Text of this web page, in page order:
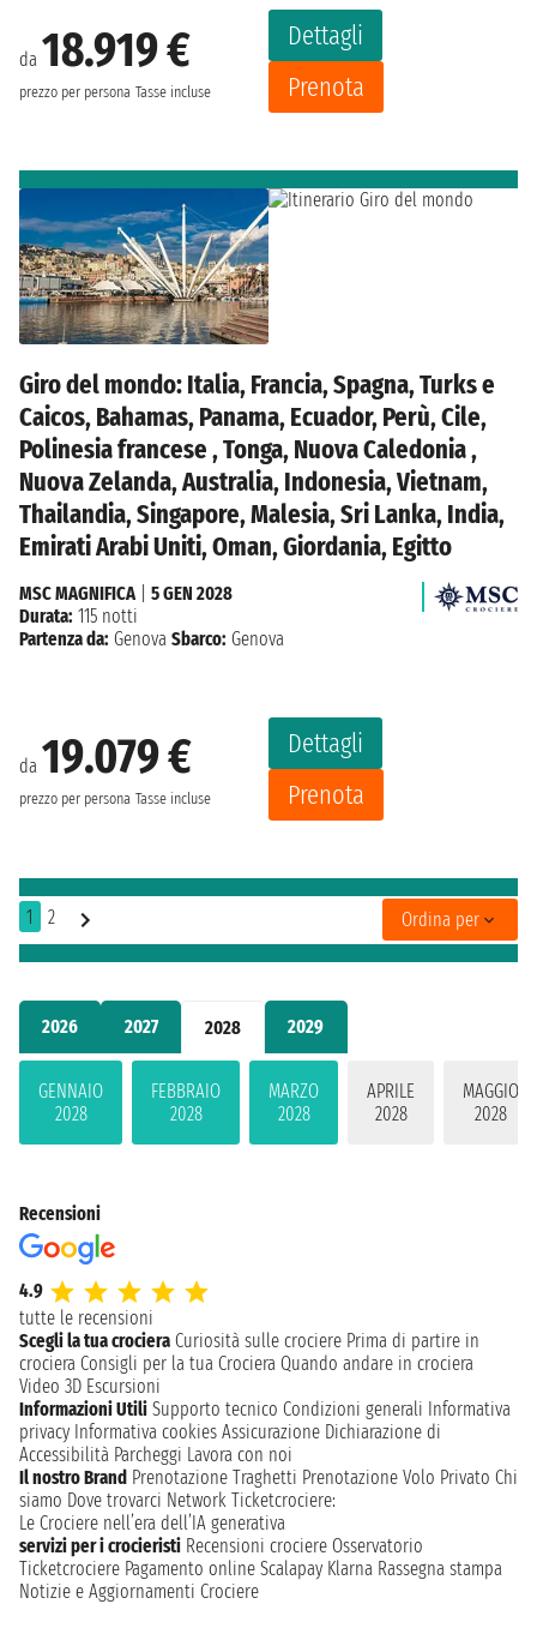
2026 2027 2028 2029
GENNAIO
2028
FEBBRAIO
2028
MARZO
2028
APRILE
2028
MAGGIO
2028
da 18.919 €
prezzo per persona Tasse incluse
Dettagli
Prenota
Giro del mondo: Italia, Francia, Spagna, Turks e
Caicos, Bahamas, Panama, Ecuador, Perù, Cile,
Polinesia francese , Tonga, Nuova Caledonia ,
Nuova Zelanda, Australia, Indonesia, Vietnam,
Thailandia, Singapore, Malesia, Sri Lanka, India,
Emirati Arabi Uniti, Oman, Giordania, Egitto
da 19.079 €
prezzo per persona Tasse incluse
Dettagli
Prenota
MSC MAGNIFICA
5 GEN 2028
Durata: 115 notti
Partenza da: Genova Sbarco: Genova
1 2 Ordina per
Recensioni
4.9
tutte le recensioni
Scegli la tua crociera Curiosità sulle crociere Prima di partire in
crociera Consigli per la tua Crociera Quando andare in crociera
Video 3D Escursioni
Informazioni Utili Supporto tecnico Condizioni generali Informativa
privacy Informativa cookies Assicurazione Dichiarazione di
Accessibilità Parcheggi Lavora con noi
Il nostro Brand Prenotazione Traghetti Prenotazione Volo Privato Chi
siamo Dove trovarci Network Ticketcrociere:
Le Crociere nell’era dell’IA generativa
servizi per i crocieristi Recensioni crociere Osservatorio
Ticketcrociere Pagamento online Scalapay Klarna Rassegna stampa
Notizie e Aggiornamenti Crociere